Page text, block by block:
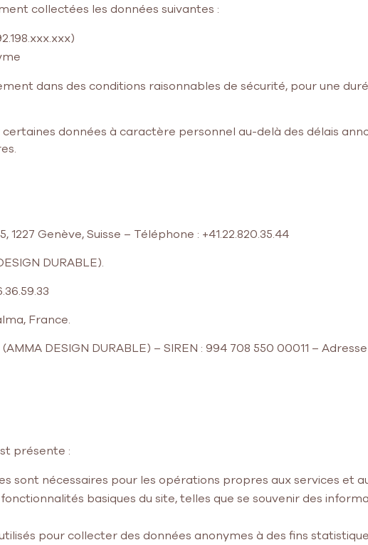
collectées les données suivantes :
dans des conditions raisonnables de sécurité, pour une
données à caractère personnel au-delà des délais
Genève, Suisse – Téléphone : +41.22.820.35.44
DURABLE).
France.
DESIGN DURABLE) – SIREN : 994 708 550 00011 –
présente :
sont nécessaires pour les opérations propres aux services et
basiques du site, telles que se souvenir des
pour collecter des données anonymes à des fins